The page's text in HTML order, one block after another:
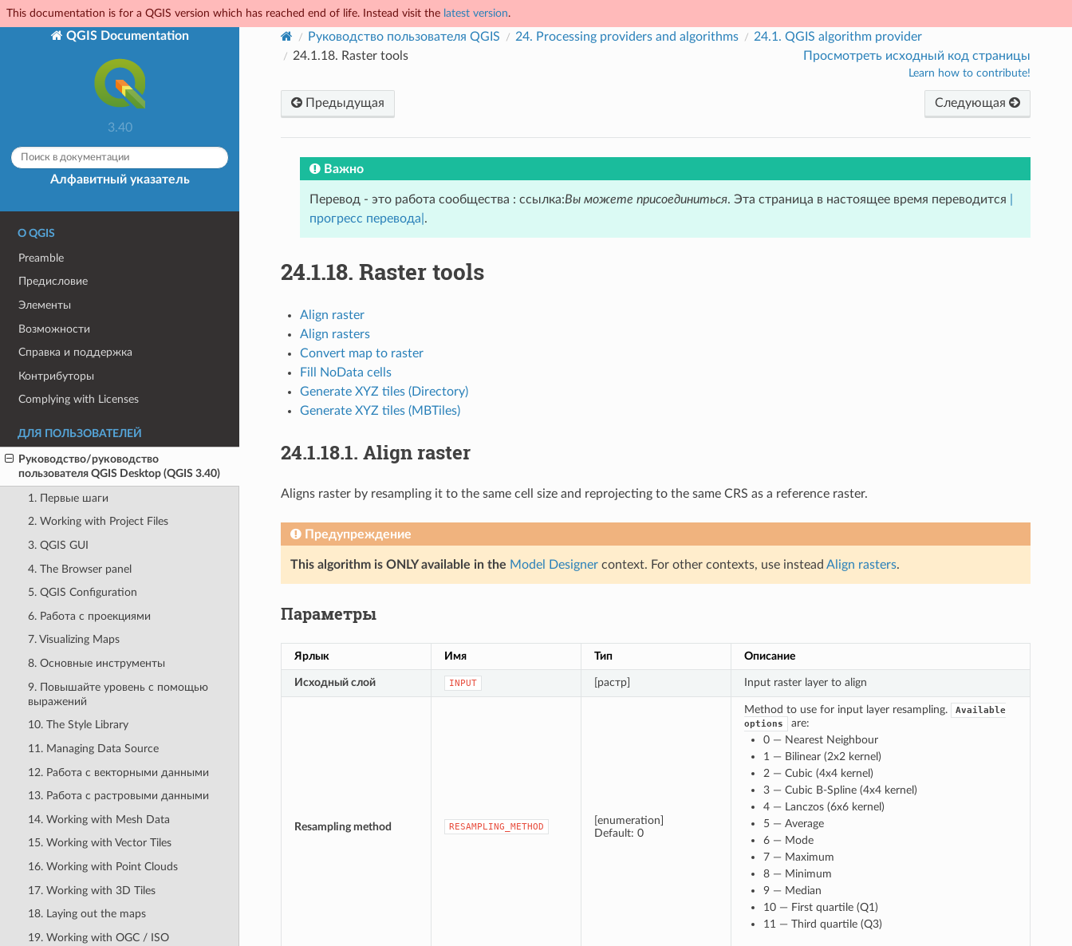
This documentation is for a QGIS version which has reached end of life. Instead visit the latest version.
QGIS Documentation
3.40
Алфавитный указатель
О QGIS
Preamble
Предисловие
Элементы
Возможности
Справка и поддержка
Контрибуторы
Complying with Licenses
ДЛЯ ПОЛЬЗОВАТЕЛЕЙ
Руководство/руководство
пользователя QGIS Desktop (QGIS 3.40)
1. Первые шаги
2. Working with Project Files
3. QGIS GUI
4. The Browser panel
5. QGIS Configuration
6. Работа с проекциями
7. Visualizing Maps
8. Основные инструменты
9. Повышайте уровень с помощью
выражений
10. The Style Library
11. Managing Data Source
12. Работа с векторными данными
13. Работа с растровыми данными
14. Working with Mesh Data
15. Working with Vector Tiles
16. Working with Point Clouds
17. Working with 3D Tiles
18. Laying out the maps
19. Working with OGC / ISO
Руководство пользователя QGIS 24. Processing providers and algorithms 24.1. QGIS algorithm provider
24.1.18. Raster tools Просмотреть исходный код страницы
Learn how to contribute!
Предыдущая Следующая
Важно
Перевод - это работа сообщества : ссылка:Вы можете присоединиться. Эта страница в настоящее время переводится
прогресс перевода| .
24.1.18. Raster tools
Align raster
Align rasters
Convert map to raster
Fill NoData cells
Generate XYZ tiles (Directory)
Generate XYZ tiles (MBTiles)
24.1.18.1. Align raster
Aligns raster by resampling it to the same cell size and reprojecting to the same CRS as a reference raster.
Предупреждение
This algorithm is ONLY available in the Model Designercontext. For other contexts, use instead Align rasters.
Параметры
Ярлык Имя Тип Описание
Исходный слой INPUT [растр] Input raster layer to align
Resampling method RESAMPLING_METHOD
[enumeration]
Default: 0
Method to use for input layer resampling.
Available
options
are:
0 — Nearest Neighbour
1 — Bilinear (2x2 kernel)
2 — Cubic (4x4 kernel)
3 — Cubic B-Spline (4x4 kernel)
4 — Lanczos (6x6 kernel)
5 — Average
6 — Mode
7 — Maximum
8 — Minimum
9 — Median
10 — First quartile (Q1)
11 — Third quartile (Q3)